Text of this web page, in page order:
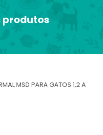
produtos
MSD PARA GATOS 1,2 A